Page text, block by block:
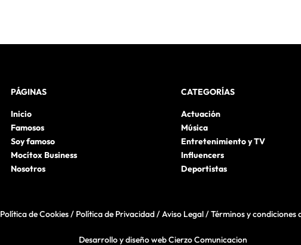
PÁGINAS
Inicio
Famosos
Soy famoso
Mocítox Business
Nosotros
CATEGORÍAS
Actuación
Música
Entretenimiento y TV
Influencers
Deportistas
Política de Cookies/ Política de Privacidad/Aviso Legal/Términos y condiciones
Desarrollo y diseño web Cierzo Comunicacion